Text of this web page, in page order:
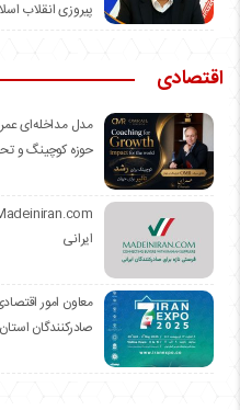
پیروزی انقلاب
اقتصادی
حوزه کوچینگ و
ایرانی
معاون امور
صادرکنندگان